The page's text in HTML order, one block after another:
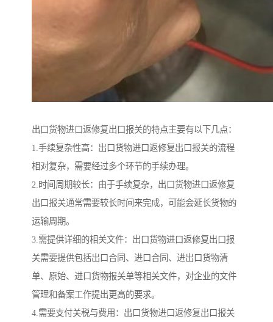
出口货物进口返修复出口报关的特点主要有以下几点：
1.手续复杂性高：出口货物进口返修复出口报关的流程
相对复杂，需要经过多个环节的手续办理。
2.时间周期较长：由于手续复杂，出口货物进口返修复
出口报关通常需要较长时间来完成，可能会延长货物的
运输周期。
3.需提供详细的相关文件：出口货物进口返修复出口报
关需要提供包括出口合同、进口合同、进出口货物清
单、原始、进口货物报关单等相关文件，对企业的文件
管理和备案工作提出更高的要求。
4.需要支付关税与费用：出口货物进口返修复出口报关